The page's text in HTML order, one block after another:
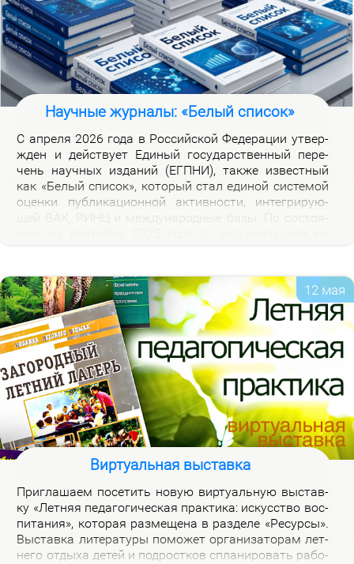
Научные журналы: «Белый список»
С ап­ре­ля 2026 го­да в Рос­сий­ской Фе­де­ра­ции утвер­
жден и дей­ству­ет Еди­ный го­судар­ствен­ный пе­ре­
чень на­уч­ных из­да­ний (ЕГПНИ), так­же из­вест­ный
как «Бе­лый спи­сок», ко­то­рый стал еди­ной си­сте­мой
оцен­ки пуб­ли­ка­ци­он­ной ак­тив­но­сти, ин­те­гри­ру­ю­
12 мая
Виртуальная выставка
При­гла­ша­ем по­се­тить но­вую вир­ту­аль­ную вы­став­
ку «Лет­няя пе­да­го­ги­че­ская прак­ти­ка: ис­кус­ство вос­
пи­та­ния», ко­то­рая раз­ме­ще­на в раз­де­ле «Ре­сур­сы».
Вы­став­ка ли­те­ра­ту­ры по­мо­жет ор­га­ни­за­то­рам лет­
не­го от­ды­ха де­тей и под­рост­ков спла­ни­ро­вать ра­бо­